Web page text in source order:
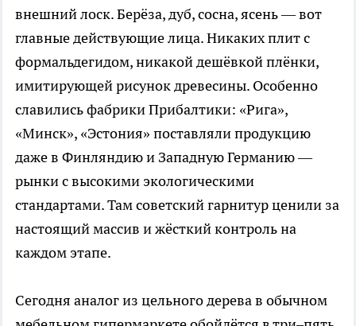
внешний лоск. Берёза, дуб, сосна, ясень — вот
главные действующие лица. Никаких плит с
формальдегидом, никакой дешёвкой плёнки,
имитирующей рисунок древесины. Особенно
славились фабрики Прибалтики: «Рига»,
«Минск», «Эстония» поставляли продукцию
даже в Финляндию и Западную Германию —
рынки с высокими экологическими
стандартами. Там советский гарнитур ценили за
настоящий массив и жёсткий контроль на
каждом этапе.
Сегодня аналог из цельного дерева в обычном